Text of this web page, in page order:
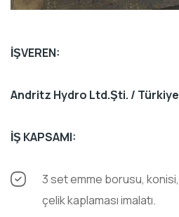
İŞVEREN:
Andritz Hydro Ltd.Şti. / Türkiye
İŞ KAPSAMI:
3 set emme borusu, konisi, menholü ve gömülü
çelik kaplaması imalatı.